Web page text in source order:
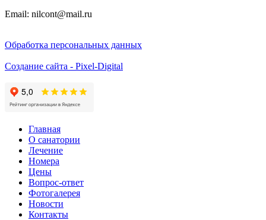
Email: nilcont@mail.ru
Обработка персональных данных
Создание сайта - Pixel-Digital
Главная
О санатории
Лечение
Номера
Цены
Вопрос-ответ
Фотогалерея
Новости
Контакты